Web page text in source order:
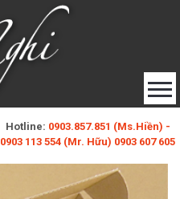
Hotline: 0903.857.851 (Ms.Hiền) -
0903 113 554 (Mr. Hữu) 0903 607 605